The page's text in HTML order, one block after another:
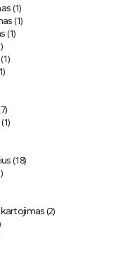
(1)
(1)
(1)
(1)
(18)
(2)